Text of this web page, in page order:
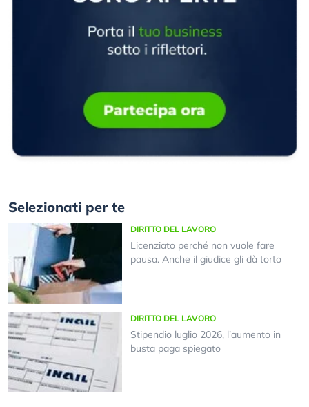
Selezionati per te
DIRITTO DEL LAVORO
Licenziato perché non vuole fare
pausa. Anche il giudice gli dà torto
DIRITTO DEL LAVORO
Stipendio luglio 2026, l’aumento in
busta paga spiegato